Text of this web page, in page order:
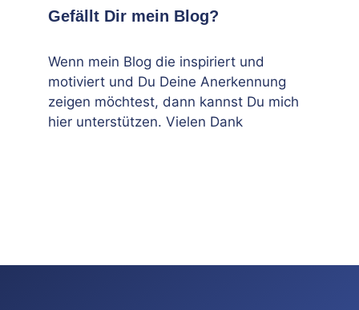
Gefällt Dir mein Blog?
Wenn mein Blog die inspiriert und
motiviert und Du Deine Anerkennung
zeigen möchtest, dann kannst Du mich
hier unterstützen. Vielen Dank